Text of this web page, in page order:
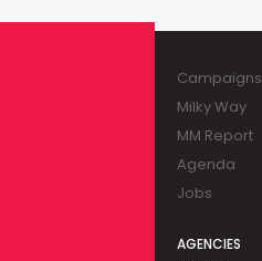
Campaigns
Milky Way
MM Report
Agenda
Jobs
AGENCIES